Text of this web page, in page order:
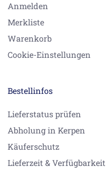
Anmelden
Merkliste
Warenkorb
Cookie-Einstellungen
Bestellinfos
Lieferstatus prüfen
Abholung in Kerpen
Käuferschutz
Lieferzeit & Verfügbarkeit